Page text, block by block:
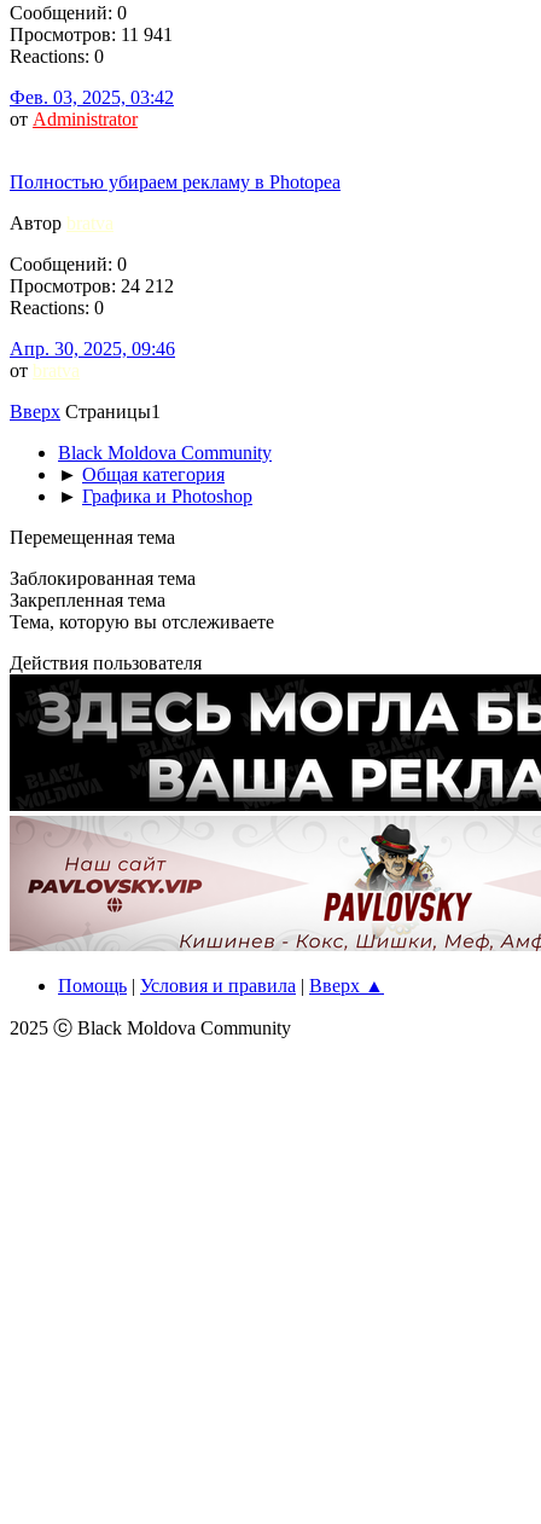
Сообщений: 0
Просмотров: 11 941
Reactions: 0
Фев. 03, 2025, 03:42
от Administrator
Полностью убираем рекламу в Photopea
Автор bratva
Сообщений: 0
Просмотров: 24 212
Reactions: 0
Апр. 30, 2025, 09:46
от bratva
Вверх Страницы1
Black Moldova Community
► Общая категория
► Графика и Photoshop
Перемещенная тема
Заблокированная тема
Закрепленная тема
Тема, которую вы отслеживаете
Действия пользователя
Помощь | Условия и правила | Вверх ▲
2025 ⓒ Black Moldova Community